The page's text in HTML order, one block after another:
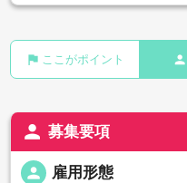
flag ここがポイント person
person 募集要項
person 雇用形態